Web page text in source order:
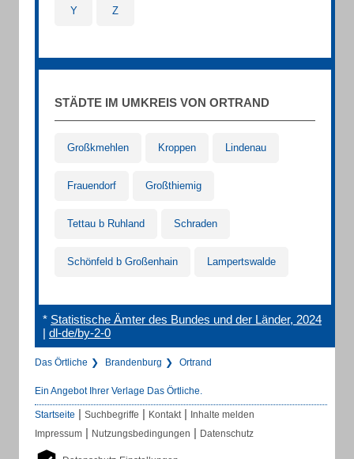
Y Z
STÄDTE IM UMKREIS VON ORTRAND
Großkmehlen Kroppen Lindenau
Frauendorf Großthiemig
Tettau b Ruhland Schraden
Schönfeld b Großenhain Lampertswalde
* Statistische Ämter des Bundes und der Länder, 2024
| dl-de/by-2-0
Das Örtliche Brandenburg Ortrand
Ein Angebot Ihrer Verlage Das Örtliche.
Startseite | Suchbegriffe | Kontakt | Inhalte melden
Impressum | Nutzungsbedingungen | Datenschutz